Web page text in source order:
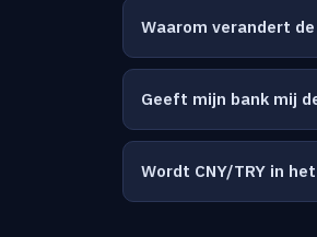
Waarom verandert
Geeft mijn bank mij
Wordt CNY/TRY in